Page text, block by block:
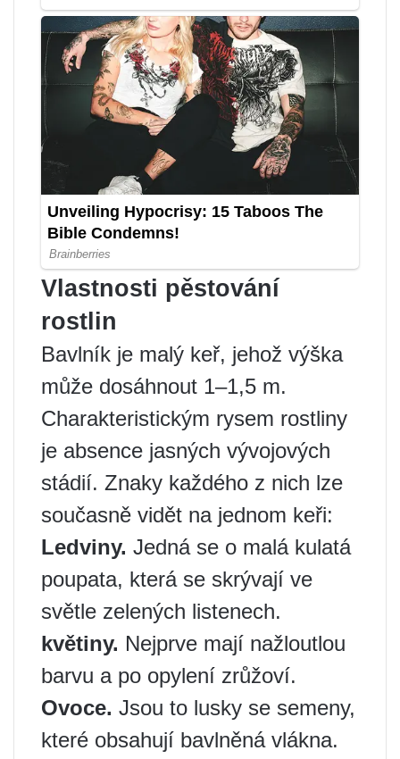
Vlastnosti pěstování
rostlin
Bavlník je malý keř, jehož výška
může dosáhnout 1–1,5 m.
Charakteristickým rysem rostliny
je absence jasných vývojových
stádií. Znaky každého z nich lze
současně vidět na jednom keři:
Ledviny. Jedná se o malá kulatá
poupata, která se skrývají ve
světle zelených listenech.
květiny. Nejprve mají nažloutlou
barvu a po opylení zrůžoví.
Ovoce. Jsou to lusky se semeny,
které obsahují bavlněná vlákna.